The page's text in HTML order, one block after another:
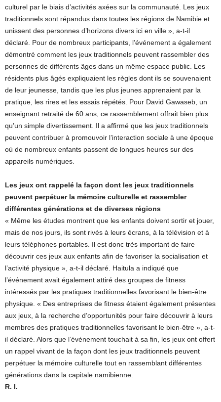
culturel par le biais d’activités axées sur la communauté. Les jeux
traditionnels sont répandus dans toutes les régions de Namibie et
unissent des personnes d’horizons divers ici en ville », a-t-il
déclaré. Pour de nombreux participants, l’événement a également
démontré comment les jeux traditionnels peuvent rassembler des
personnes de différents âges dans un même espace public. Les
résidents plus âgés expliquaient les règles dont ils se souvenaient
de leur jeunesse, tandis que les plus jeunes apprenaient par la
pratique, les rires et les essais répétés. Pour David Gawaseb, un
enseignant retraité de 60 ans, ce rassemblement offrait bien plus
qu’un simple divertissement. Il a affirmé que les jeux traditionnels
peuvent contribuer à promouvoir l’interaction sociale à une époque
où de nombreux enfants passent de longues heures sur des
appareils numériques.
Les jeux ont rappelé la façon dont les jeux traditionnels
peuvent perpétuer la mémoire culturelle et rassembler
différentes générations et de diverses régions
« Même les études montrent que les enfants doivent sortir et jouer,
mais de nos jours, ils sont rivés à leurs écrans, à la télévision et à
leurs téléphones portables. Il est donc très important de faire
découvrir ces jeux aux enfants afin de favoriser la socialisation et
l’activité physique », a-t-il déclaré. Haitula a indiqué que
l’événement avait également attiré des groupes de fitness
intéressés par les pratiques traditionnelles favorisant le bien-être
physique. « Des entreprises de fitness étaient également présentes
aux jeux, à la recherche d’opportunités pour faire découvrir à leurs
membres des pratiques traditionnelles favorisant le bien-être », a-t-
il déclaré. Alors que l’événement touchait à sa fin, les jeux ont offert
un rappel vivant de la façon dont les jeux traditionnels peuvent
perpétuer la mémoire culturelle tout en rassemblant différentes
générations dans la capitale namibienne.
R. I.